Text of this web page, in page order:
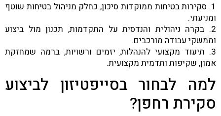
1. סקירות בטיחות ממוקדות סיכון, כחלק מניהול בטיחות שוטף
ומניעתי.
2. בקרה ניהולית והנדסית על התקדמות, תכנון מול ביצוע
וממשקי עבודה מורכבים.
3. תיעוד מקצועי להנהלות, יזמים ורשויות, ברמה שמחזקת
אמון, שקיפות ותדמית מקצועית.
למה לבחור בסייפטיזון לביצוע
סקירת רחפן?